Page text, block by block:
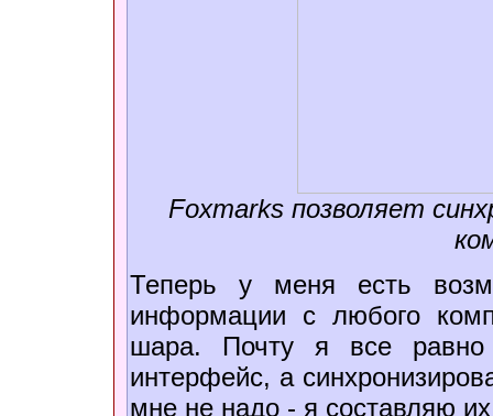
Foxmarks позволяет
Теперь у меня есть
информации с любого
шара. Почту я все равно
интерфейс, а
мне не надо - я составляю